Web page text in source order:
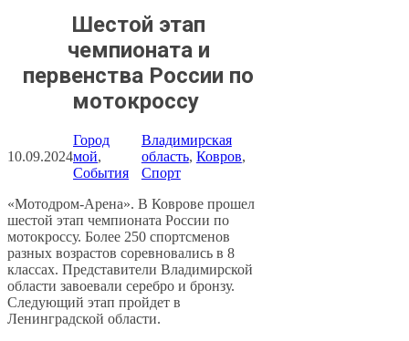
Шестой этап
чемпионата и
первенства России по
мотокроссу
10.09.2024
Город
мой
События
Владимирская
область, Ковров
Спорт
«Мотодром-Арена». В Коврове прошел
шестой этап чемпионата России по
мотокроссу. Более 250 спортсменов
разных возрастов соревновались в 8
классах. Представители Владимирской
области завоевали серебро и бронзу.
Следующий этап пройдет в
Ленинградской области.